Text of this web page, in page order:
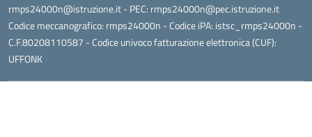
rmps24000n@istruzione.it- PEC: rmps24000n@pec.istruzione.it
Codice meccanografico: rmps24000n - Codice iPA: istsc_rmps24000n -
C.F.80208110587 - Codice univoco fatturazione elettronica (CUF):
UFFONK